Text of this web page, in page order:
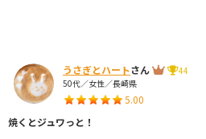
うさぎとハートさん
44
50代／女性／長崎県
5.00
焼くとジュワっと！